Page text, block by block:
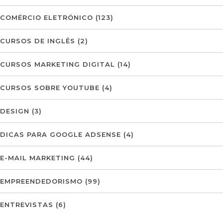
COMÉRCIO ELETRÓNICO (123)
CURSOS DE INGLÊS (2)
CURSOS MARKETING DIGITAL (14)
CURSOS SOBRE YOUTUBE (4)
DESIGN (3)
DICAS PARA GOOGLE ADSENSE (4)
E-MAIL MARKETING (44)
EMPREENDEDORISMO (99)
ENTREVISTAS (6)